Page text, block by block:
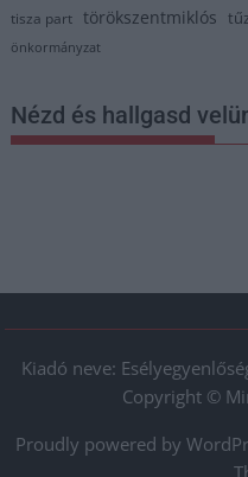
tisza part törökszentmiklós
önkormányzat
Nézd és hallgasd
Kiadó neve:
Copyright ©
Proudly powered by